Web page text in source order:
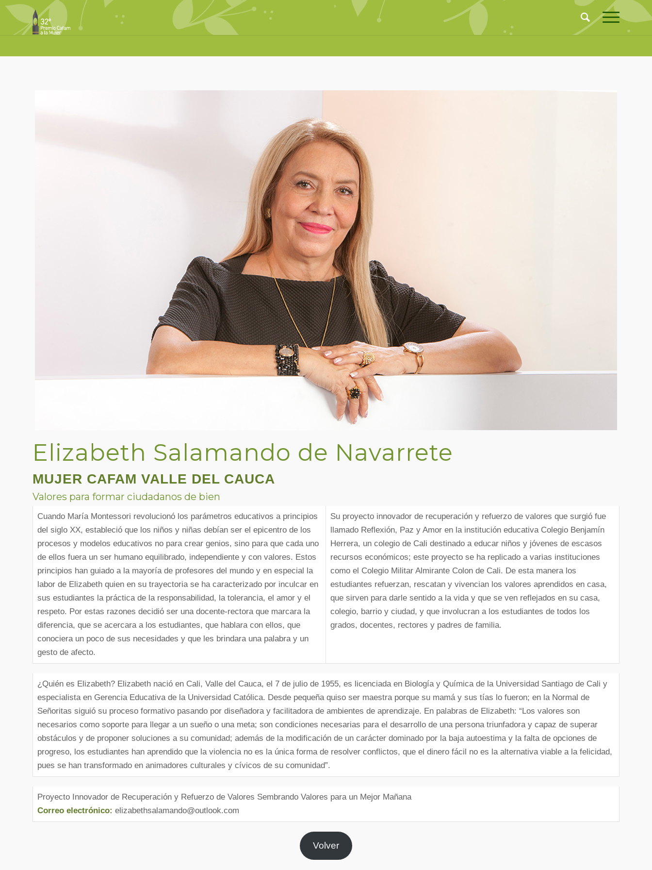
Elizabeth Salamando de Navarrete
MUJER CAFAM VALLE DEL CAUCA
Valores para formar ciudadanos de bien
Cuando María Montessori revolucionó los parámetros educativos a principios
del siglo XX, estableció que los niños y niñas debían ser el epicentro de los
procesos y modelos educativos no para crear genios, sino para que cada uno
de ellos fuera un ser humano equilibrado, independiente y con valores. Estos
principios han guiado a la mayoría de profesores del mundo y en especial la
labor de Elizabeth quien en su trayectoria se ha caracterizado por inculcar en
sus estudiantes la práctica de la responsabilidad, la tolerancia, el amor y el
respeto. Por estas razones decidió ser una docente-rectora que marcara la
diferencia, que se acercara a los estudiantes, que hablara con ellos, que
conociera un poco de sus necesidades y que les brindara una palabra y un
gesto de afecto.
Su proyecto innovador de recuperación y refuerzo de valores que surgió fue
llamado Reflexión, Paz y Amor en la institución educativa Colegio Benjamín
Herrera, un colegio de Cali destinado a educar niños y jóvenes de escasos
recursos económicos; este proyecto se ha replicado a varias instituciones
como el Colegio Militar Almirante Colon de Cali. De esta manera los
estudiantes refuerzan, rescatan y vivencian los valores aprendidos en casa,
que sirven para darle sentido a la vida y que se ven reflejados en su casa,
colegio, barrio y ciudad, y que involucran a los estudiantes de todos los
grados, docentes, rectores y padres de familia.
¿Quién es Elizabeth? Elizabeth nació en Cali, Valle del Cauca, el 7 de julio de 1955, es licenciada en Biología y Química de la Universidad Santiago de Cali y
especialista en Gerencia Educativa de la Universidad Católica. Desde pequeña quiso ser maestra porque su mamá y sus tías lo fueron; en la Normal de
Señoritas siguió su proceso formativo pasando por diseñadora y facilitadora de ambientes de aprendizaje. En palabras de Elizabeth: “Los valores son
necesarios como soporte para llegar a un sueño o una meta; son condiciones necesarias para el desarrollo de una persona triunfadora y capaz de superar
obstáculos y de proponer soluciones a su comunidad; además de la modificación de un carácter dominado por la baja autoestima y la falta de opciones de
progreso, los estudiantes han aprendido que la violencia no es la única forma de resolver conflictos, que el dinero fácil no es la alternativa viable a la felicidad,
pues se han transformado en animadores culturales y cívicos de su comunidad”.
Proyecto Innovador de Recuperación y Refuerzo de Valores Sembrando Valores para un Mejor Mañana
Correo electrónico: elizabethsalamando@outlook.com
Volver